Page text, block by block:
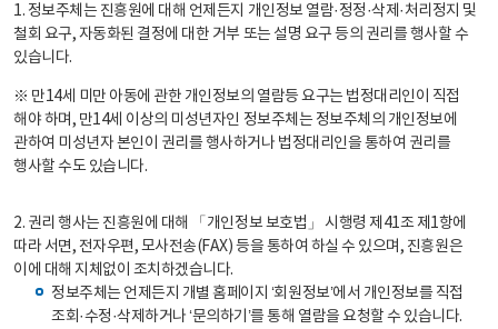
1. 정보주체는 진흥원에 대해 언제든지 개인정보 열람·정정·삭제·처리정지 및
철회 요구, 자동화된 결정에 대한 거부 또는 설명 요구 등의 권리를 행사할 수
있습니다.
※ 만14세 미만 아동에 관한 개인정보의 열람등 요구는 법정대리인이 직접
해야 하며, 만14세 이상의 미성년자인 정보주체는 정보주체의 개인정보에
관하여 미성년자 본인이 권리를 행사하거나 법정대리인을 통하여 권리를
행사할 수도 있습니다.
2. 권리 행사는 진흥원에 대해 「개인정보 보호법」 시행령 제41조 제1항에
따라 서면, 전자우편, 모사전송(FAX) 등을 통하여 하실 수 있으며, 진흥원은
이에 대해 지체없이 조치하겠습니다.
정보주체는 언제든지 개별 홈페이지 ‘회원정보’에서 개인정보를 직접
조회·수정·삭제하거나 ‘문의하기’를 통해 열람을 요청할 수 있습니다.